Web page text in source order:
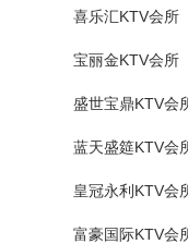
喜乐汇KTV会所
宝丽金KTV会所
盛世宝鼎KTV会
蓝天盛筵KTV会
皇冠永利KTV会
富豪国际KTV会